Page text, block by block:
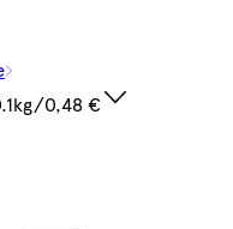
0,48 €